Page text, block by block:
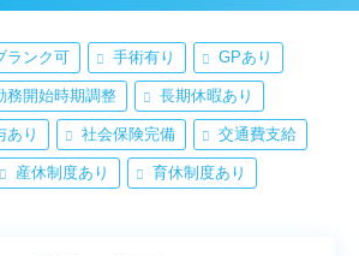
ランク可 手術有り GPあり
務開始時期調整 長期休暇あり
あり 社会保険完備 交通費支給
産休制度あり 育休制度あり